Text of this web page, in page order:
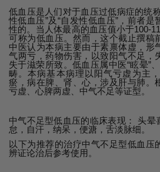
低血压是人们对于血压过低病症的统
性低血压”及“自发性低血压”，前者
性的。当人体最高的血压值小于100-
可称为低血压。然而，这个截止撰稿
中医认为本病主要由于素禀体虚，形
气两亏，药物伤害，以致阳气不足，
失于滋荣所致。低血压属中医“眩晕”
畴。本病基本病理以阳气亏虚为主
瘀，病在脾、肾、心，涉及肝与肺。
亏虚、心脾两虚、中气不足等证型。
中气不足型低血压的临床表现： 头晕
怠，自汗，纳呆，便溏，舌淡脉细。
以下为推荐的治疗中气不足型低血压
辨证论治后参考使用。